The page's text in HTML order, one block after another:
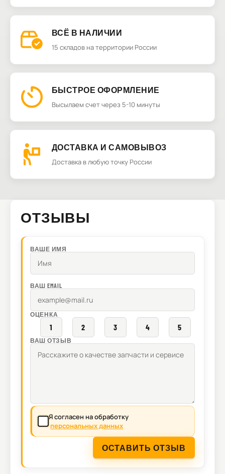
ВСЁ В НАЛИЧИИ
15 складов на территории России
БЫСТРОЕ ОФОРМЛЕНИЕ
Высылаем счет через 5-10 минуты
ДОСТАВКА И САМОВЫВОЗ
Доставка в любую точку России
ОТЗЫВЫ
ВАШЕ ИМЯ
ВАШ EMAIL
ОЦЕНКА
1 2 3 4 5
ВАШ ОТЗЫВ
Я согласен на обработку
персональных данных
ОСТАВИТЬ ОТЗЫВ